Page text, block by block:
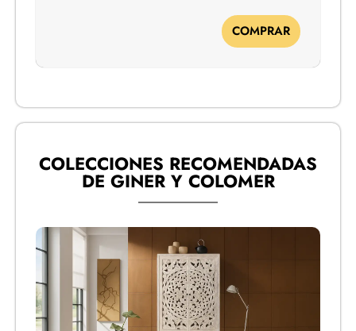
COMPRAR
COLECCIONES RECOMENDADAS
DE GINER Y COLOMER